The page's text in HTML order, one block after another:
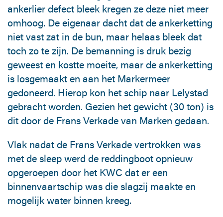
ankerlier defect bleek kregen ze deze niet meer
omhoog. De eigenaar dacht dat de ankerketting
niet vast zat in de bun, maar helaas bleek dat
toch zo te zijn. De bemanning is druk bezig
geweest en kostte moeite, maar de ankerketting
is losgemaakt en aan het Markermeer
gedoneerd. Hierop kon het schip naar Lelystad
gebracht worden. Gezien het gewicht (30 ton) is
dit door de Frans Verkade van Marken gedaan.
Vlak nadat de Frans Verkade vertrokken was
met de sleep werd de reddingboot opnieuw
opgeroepen door het KWC dat er een
binnenvaartschip was die slagzij maakte en
mogelijk water binnen kreeg.